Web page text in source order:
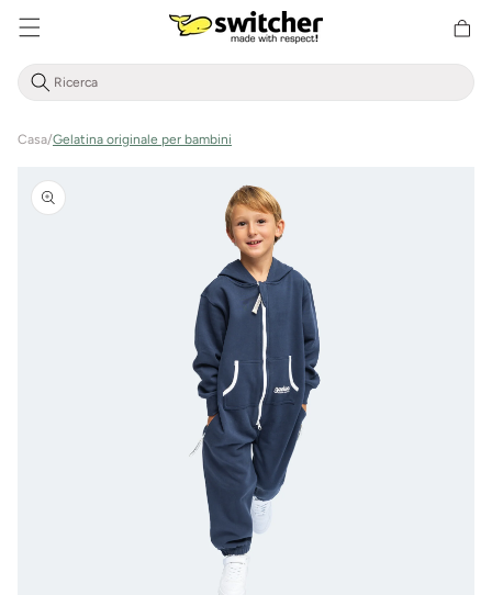
Direttamente
al contenuto
della
Casa/Gelatina originale per bambini
informazioni
sul prodotto